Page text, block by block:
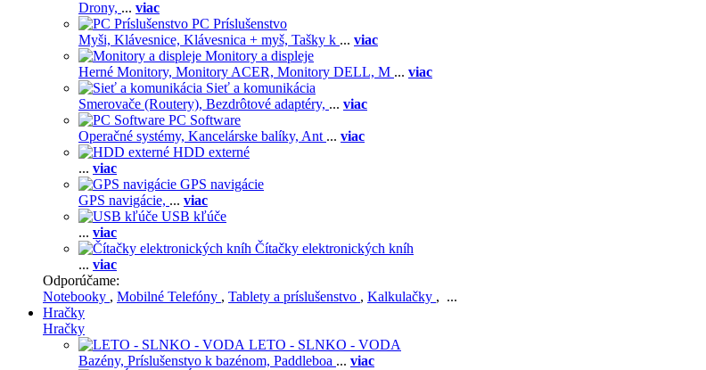
Drony, ... viac
PC Príslušenstvo
Myši, Klávesnice, Klávesnica + myš, Tašky k ... viac
Monitory a displeje
Herné Monitory, Monitory ACER, Monitory DELL, M ... viac
Sieť a komunikácia
Smerovače (Routery), Bezdrôtové adaptéry, ... viac
PC Software
Operačné systémy, Kancelárske balíky, Ant ... viac
HDD externé
... viac
GPS navigácie
GPS navigácie, ... viac
USB kľúče
... viac
Čítačky elektronických kníh
... viac
Odporúčame:
Notebooky , Mobilné Telefóny , Tablety a príslušenstvo , Kalkulačky , ...
Hračky
Hračky
LETO - SLNKO - VODA
Bazény, Príslušenstvo k bazénom, Paddleboa ... viac